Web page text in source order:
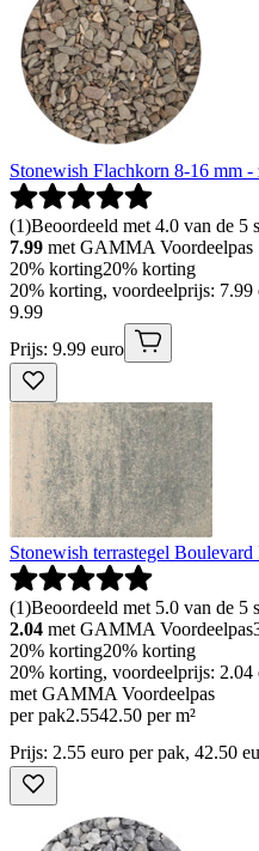
Stonewish Flachkorn 8-16 mm -
(1)Beoordeeld met 4.0 van de 5
7.99 met GAMMA Voordeelpas
20% korting20% korting
20% korting, voordeelprijs:
9.99
Prijs: 9.99 euro
Stonewish terrastegel
(1)Beoordeeld met 5.0 van de 5
2.04 met GAMMA Voordeelpas
20% korting20% korting
20% korting, voordeelprijs: 2.04
met GAMMA Voordeelpas
per pak2.5542.50 per m²
Prijs: 2.55 euro per pak, 42.50